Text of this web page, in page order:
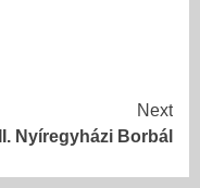
Next
Nyíregyházi Borbál